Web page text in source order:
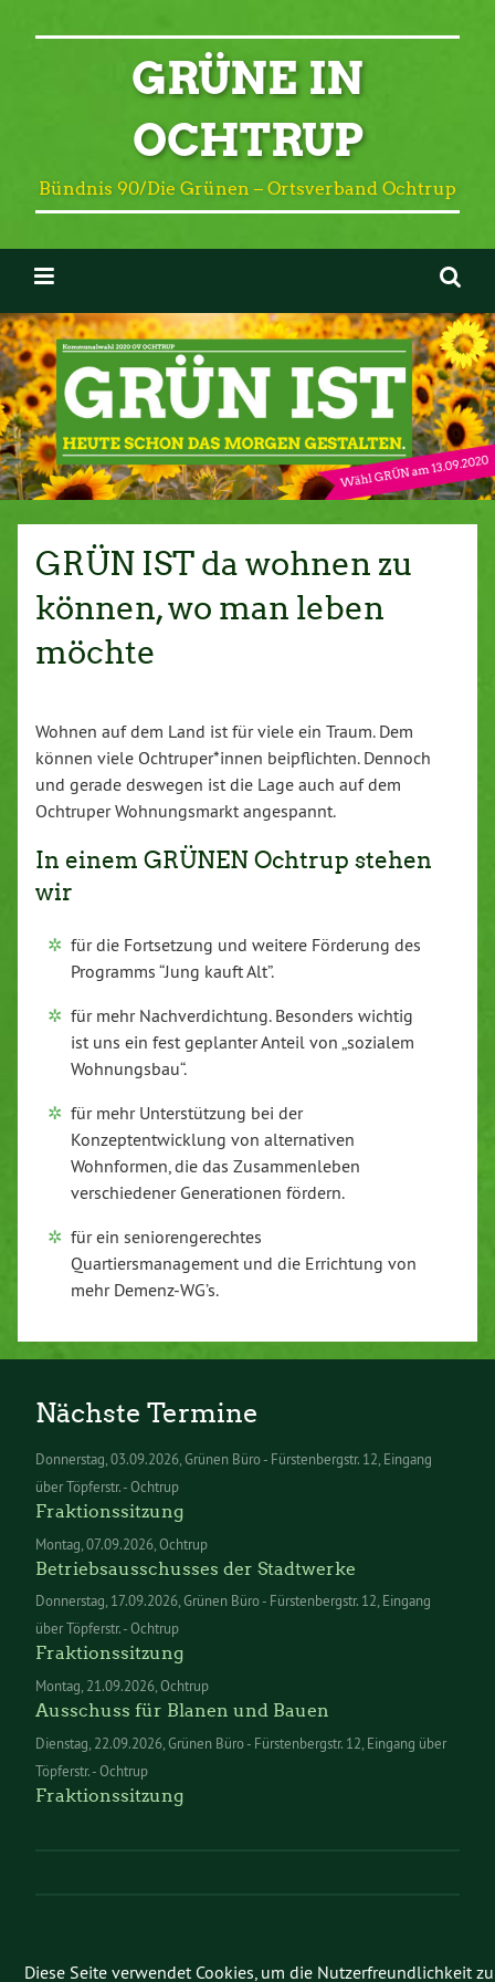
GRÜNE IN
OCHTRUP
Bündnis 90/Die Grünen – Ortsverband Ochtrup
GRÜN IST da wohnen zu
können, wo man leben
möchte
Wohnen auf dem Land ist für viele ein Traum. Dem
können viele Ochtruper*innen beipflichten. Dennoch
und gerade deswegen ist die Lage auch auf dem
Ochtruper Wohnungsmarkt angespannt.
In einem GRÜNEN Ochtrup stehen
wir
für die Fortsetzung und weitere Förderung des
Programms “Jung kauft Alt”.
für mehr Nachverdichtung. Besonders wichtig
ist uns ein fest geplanter Anteil von „sozialem
Wohnungsbau“.
für mehr Unterstützung bei der
Konzeptentwicklung von alternativen
Wohnformen, die das Zusammenleben
verschiedener Generationen fördern.
für ein seniorengerechtes
Quartiersmanagement und die Errichtung von
mehr Demenz-WG’s.
Nächste Termine
Donnerstag 03.09.2026 Grünen Büro - Fürstenbergstr. 12, Eingang
über Töpferstr. - Ochtrup
Fraktionssitzung
Montag 07.09.2026 Ochtrup
Betriebsausschusses der Stadtwerke
Donnerstag 17.09.2026 Grünen Büro - Fürstenbergstr. 12, Eingang
über Töpferstr. - Ochtrup
Fraktionssitzung
Montag 21.09.2026 Ochtrup
Ausschuss für Blanen und Bauen
Dienstag 22.09.2026 Grünen Büro - Fürstenbergstr. 12, Eingang über
Töpferstr. - Ochtrup
Fraktionssitzung
Diese Seite verwendet Cookies, um die Nutzerfreundlichkeit zu